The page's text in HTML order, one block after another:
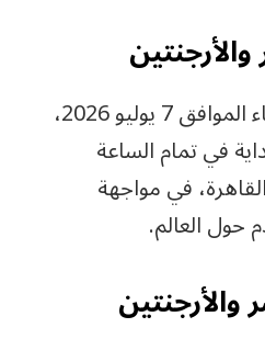
تقام المباراة اليوم الثلاثاء الموافق 7 يوليو 2026،
في تمام الساعة
في مواجهة
حول العالم.